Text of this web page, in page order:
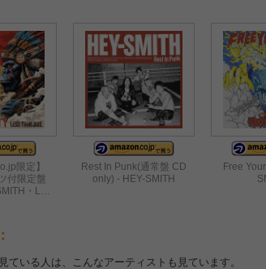
限定】
付限定盤
・L…
Rest In Punk(通常盤 CD
only) - HEY-SMITH
Free
ている人は、こんなアーティストも見ています。